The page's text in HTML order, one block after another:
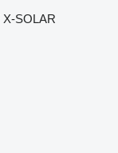
X-SOLAR